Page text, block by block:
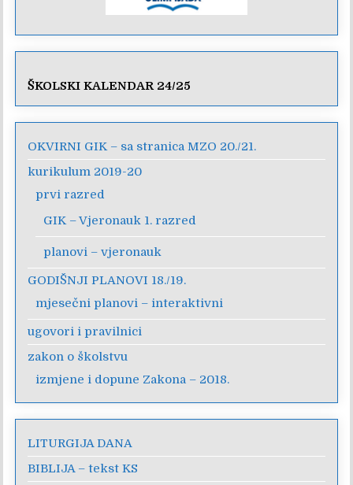
ŠKOLSKI KALENDAR 24/25
OKVIRNI GIK – sa stranica MZO 20./21.
kurikulum 2019-20
prvi razred
GIK – Vjeronauk 1. razred
planovi – vjeronauk
GODIŠNJI PLANOVI 18./19.
mjesečni planovi – interaktivni
ugovori i pravilnici
zakon o školstvu
izmjene i dopune Zakona – 2018.
LITURGIJA DANA
BIBLIJA – tekst KS